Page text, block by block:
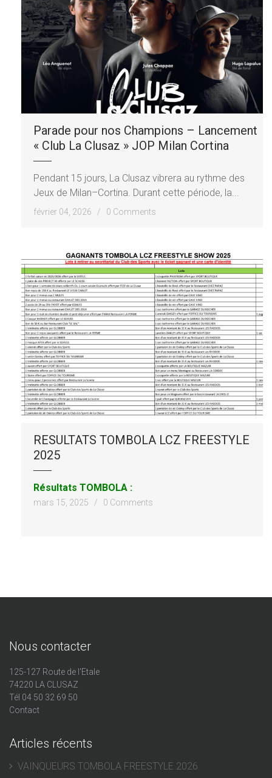
Parade pour nos Champions – Lancement
« Club La Clusaz » JOP Milan Cortina
Pendant 15 jours, La Clusaz vibrera au rythme des
Jeux de Milan–Cortina. Durant cette période, la...
février 04, 2026 / 0 Comments
RESULTATS TOMBOLA LCZ FREESTYLE
2025
Résultats TOMBOLA :
mars 15, 2025 / 0 Comments
Nous contacter
125-127 Route de l'Etale
74220 LA CLUSAZ
Tél 04 50 32 69 50
Contact
Articles récents
VAINQUEURS TOMBOLA FREESTYLE 2026